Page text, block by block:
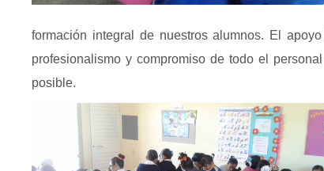
formación integral de nuestros alumnos. El
profesionalismo y compromiso de todo el
posible.